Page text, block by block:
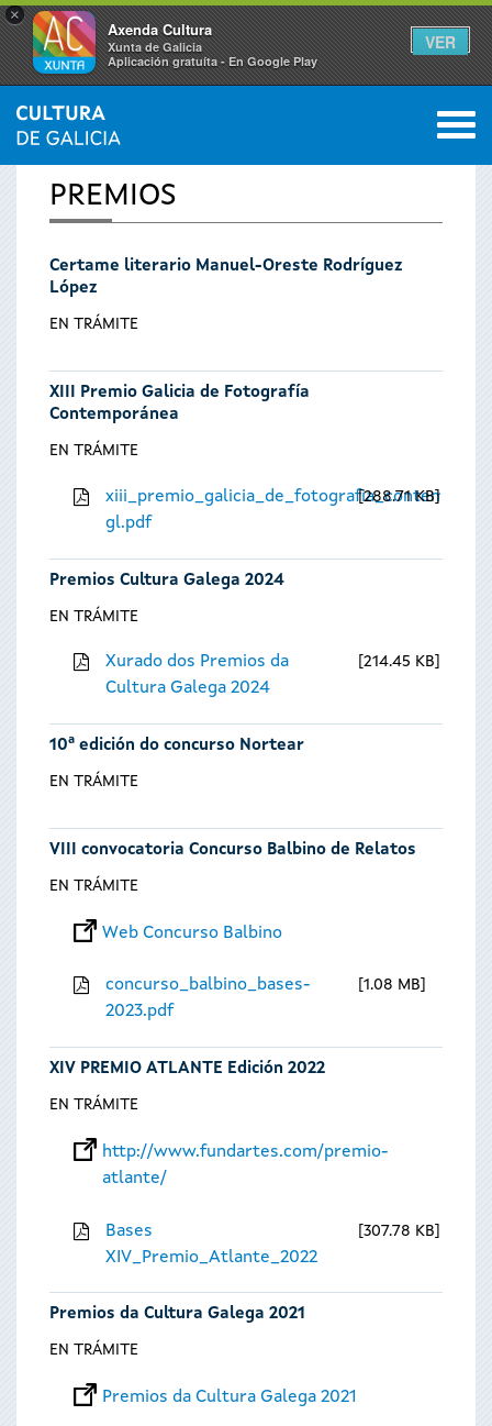
×
Axenda Cultura
Xunta de Galicia
Aplicación gratuíta - En Google Play
VER
Vostede
está
aquí
INICIO 0
PREMIOS
Certame literario Manuel-Oreste Rodríguez
López
EN TRÁMITE
XIII Premio Galicia de Fotografía
Contemporánea
EN TRÁMITE
gl.pdf
288.71 KB
Premios Cultura Galega 2024
EN TRÁMITE
Xurado dos Premios da
Cultura Galega 2024
214.45 KB
10ª edición do concurso Nortear
EN TRÁMITE
VIII convocatoria Concurso Balbino de Relatos
EN TRÁMITE
Web Concurso Balbino
concurso_balbino_bases-
2023.pdf
1.08 MB
XIV PREMIO ATLANTE Edición 2022
EN TRÁMITE
http://www.fundartes.com/premio-
atlante/
Bases
XIV_Premio_Atlante_2022
307.78 KB
Premios da Cultura Galega 2021
EN TRÁMITE
Premios da Cultura Galega 2021